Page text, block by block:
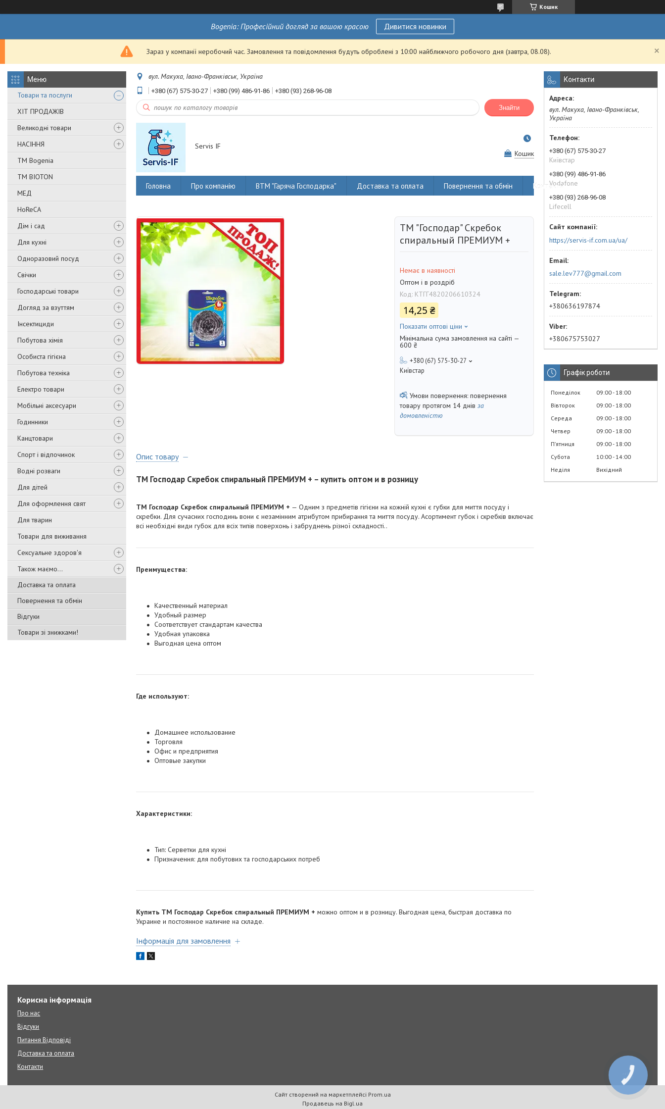
Кошик
Bogenia: Професійний догляд за вашою красою Дивитися новинки
Зараз у компанії неробочий час. Замовлення та повідомлення будуть оброблені з 10:00 найближчого робочого дня (завтра, 08.08).
Товари та послуги
ХІТ ПРОДАЖІВ
Великодні товари
НАСІННЯ
ТМ Bogenia
ТМ BIOTON
МЕД
HoReCA
Дім і сад
Для кухні
Одноразовий посуд
Свічки
Господарські товари
Догляд за взуттям
Інсектициди
Побутова хімія
Особиста гігієна
Побутова техніка
Електро товари
Мобільні аксесуари
Годинники
Канцтовари
Спорт і відпочинок
Водні розваги
Для дітей
Для оформлення свят
Для тварин
Товари для виживання
Сексуальне здоров'я
Також маємо...
Доставка та оплата
Повернення та обмін
Відгуки
Товари зі знижками!
вул. Макуха, Івано-Франківськ, Україна
+380 (67) 575-30-27 +380 (99) 486-91-86 +380 (93) 268-96-08
Знайти
Servis IF
Кошик
Головна Про компанію ВТМ "Гаряча Господарка" Доставка та оплата Повернення та обмін Контакти
ТМ "Господар" Скребок
спиральный ПРЕМИУМ +
Немає в наявності
Оптом і в роздріб
Код: КТГГ4820206610324
14,25 ₴
Показати оптові ціни
Мінімальна сума замовлення на сайті —
600 ₴
+380 (67) 575-30-27
Київстар
повернення
товару протягом 14 днів за
домовленістю
Опис товару
ТМ Господар Скребок спиральный ПРЕМИУМ + – купить оптом и в розницу
ТМ Господар Скребок спиральный ПРЕМИУМ + — Одним з предметів гігієни на кожній кухні є губки для миття посуду і
скребки. Для сучасних господинь вони є незамінним атрибутом прибирання та миття посуду. Асортимент губок і скребків включає
всі необхідні види губок для всіх типів поверхонь і забруднень різної складності..
Преимущества:
Качественный материал
Удобный размер
Соответствует стандартам качества
Удобная упаковка
Выгодная цена оптом
Где используют:
Домашнее использование
Торговля
Офис и предприятия
Оптовые закупки
Характеристики:
Тип: Серветки для кухні
Призначення: для побутових та господарських потреб
Купить ТМ Господар Скребок спиральный ПРЕМИУМ + можно оптом и в розницу. Выгодная цена, быстрая доставка по
Украине и постоянное наличие на складе.
Інформація для замовлення
Контакти
вул. Макуха, Івано-Франківськ,
Україна
+380 (67) 575-30-27
Київстар
+380 (99) 486-91-86
Vodafone
+380 (93) 268-96-08
Lifecell
https://servis-if.com.ua/ua/
sale.lev777@gmail.com
+380636197874
+380675753027
Графік роботи
Понеділок 09:00 18:00
Вівторок
09:00 18:00
Середа
09:00 18:00
Четвер
09:00 18:00
Пʼятниця
09:00 18:00
Субота
10:00 14:00
Неділя
Вихідний
Корисна інформація
Про нас
Відгуки
Питання Відповіді
Доставка та оплата
Контакти
Сайт створений на маркетплейсі Prom.ua
Продавець на Bigl.ua
КНОПКА
ЗВ'ЯЗКУ